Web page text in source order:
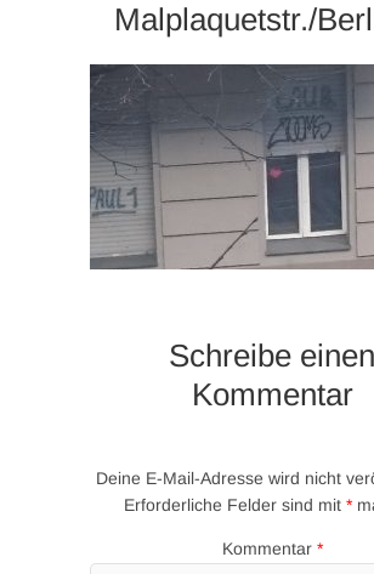
Malplaquetstr./
Schreibe einen
Kommentar
Deine E-Mail-Adresse wird nicht
Erforderliche Felder sind mit *
Kommentar *